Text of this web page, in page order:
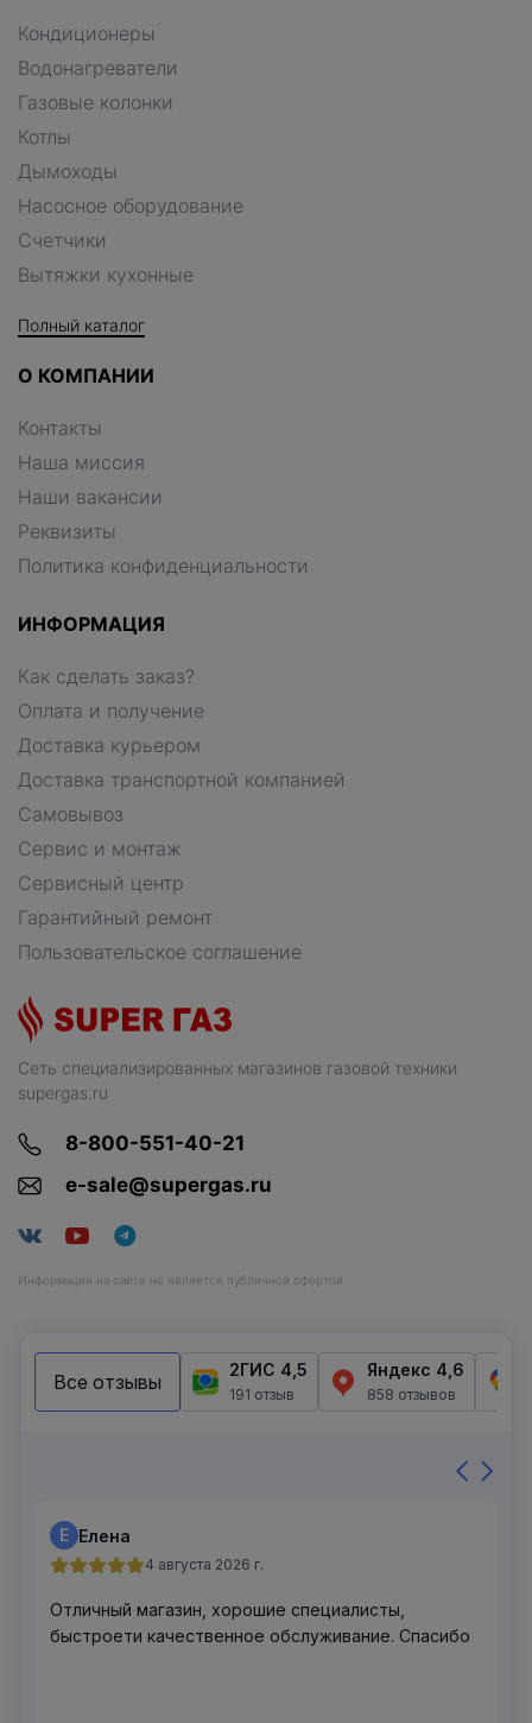
Сеть специализированных магазинов газовой техники
supergas.ru
8-800-551-40-21
e-sale@supergas.ru
Информация на сайте не является публичной офертой
Кондиционеры
Водонагреватели
Газовые колонки
Котлы
Дымоходы
Насосное оборудование
Счетчики
Вытяжки кухонные
Полный каталог
О КОМПАНИИ
Контакты
Наша миссия
Наши вакансии
Реквизиты
Политика конфиденциальности
ИНФОРМАЦИЯ
Как сделать заказ?
Оплата и получение
Доставка курьером
Доставка транспортной компанией
Самовывоз
Сервис и монтаж
Сервисный центр
Гарантийный ремонт
Пользовательское соглашение